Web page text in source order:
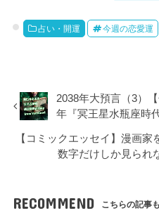
占い・開運 今週の恋愛運
2038年大預言（3）
年『冥王星水瓶座時
【コミックエッセイ】漫画家
数字だけしか見られ
RECOMMEND こちらの記事